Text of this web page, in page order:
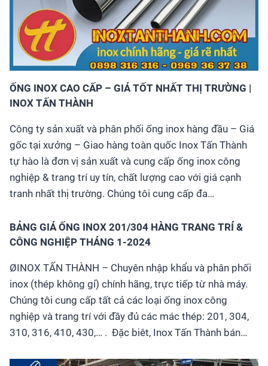
ỐNG INOX CAO CẤP – GIÁ TỐT NHẤT THỊ TRƯỜNG |
INOX TẤN THÀNH
Công ty sản xuất và phân phối ống inox hàng đầu – Giá
gốc tại xưởng – Giao hàng toàn quốc Inox Tấn Thành
tự hào là đơn vị sản xuất và cung cấp ống inox công
nghiệp & trang trí uy tín, chất lượng cao với giá cạnh
tranh nhất thị trường. Chúng tôi cung cấp đa…
BẢNG GIÁ ỐNG INOX 201/304 HÀNG TRANG TRÍ &
CÔNG NGHIỆP THÁNG 1-2024
ØINOX TẤN THÀNH – Chuyên nhập khẩu và phân phối
inox (thép không gỉ) chính hãng, trực tiếp từ nhà máy.
Chúng tôi cung cấp tất cả các loại ống inox công
nghiệp và trang trí với đầy đủ các mác thép: 201, 304,
310, 316, 410, 430,… . Đặc biêt, Inox Tấn Thành bán…